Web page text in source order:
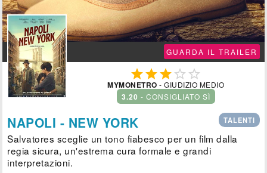
GUARDA IL TRAILER
  
MYMONETRO - GIUDIZIO MEDIO
3.20 - CONSIGLIATO SÌ
TALENTI
NAPOLI - NEW YORK
Salvatores sceglie un tono fiabesco per un film dalla
regia sicura, un'estrema cura formale e grandi
interpretazioni.